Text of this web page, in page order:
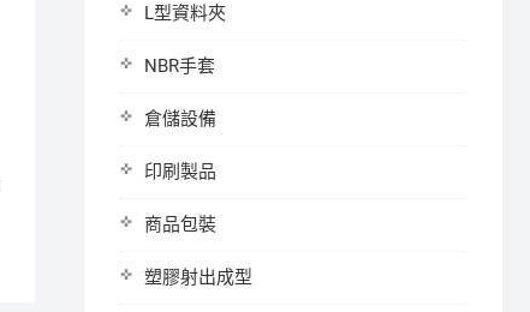
L型資料夾
NBR手套
倉儲設備
印刷製品
商品包裝
塑膠射出成型